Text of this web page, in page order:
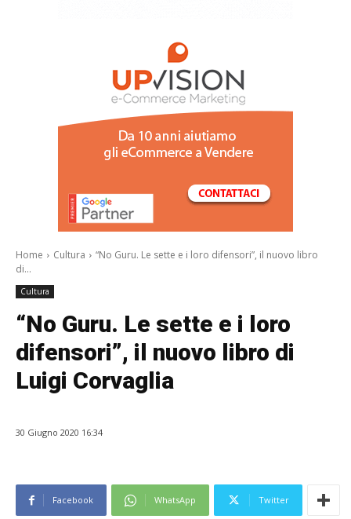
Home
Cultura
“No Guru. Le sette e i loro difensori”, il nuovo libro
di...
Cultura
“No Guru. Le sette e i loro
difensori”, il nuovo libro di
Luigi Corvaglia
30 Giugno 2020 16:34
Facebook WhatsApp Twitter